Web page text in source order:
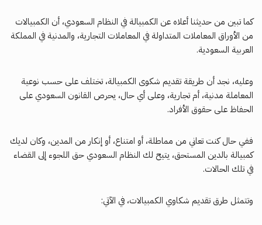
كما تبين من حديثنا أعلاه عن الكمبيالة في النظام السعودي، أن الكمبيالات
من الأوراق المعاملات المتداولة في المعاملات التجارية، والمدنية في المملكة
العربية السعودية.
وعليه، نجد أن طريقة تقديم شكوى الكمبيالة، تختلف على حسب نوعية
المعاملة مدنية، أم تجارية، وعلى أي حال، يحرص القانون السعودي على
الحفاظ على حقوق الأفراد.
ففي حال كنت تعاني من مماطلة، أو امتناع، أو إنكار من المدين، وكان لديك
كمبيالة بالدين المستحق، يتيح لك النظام السعودي حق اللجوء إلى القضاء
في تلك الحالات.
وتتمثل طرق تقديم شكاوي الكمبيالات، في الآتي: